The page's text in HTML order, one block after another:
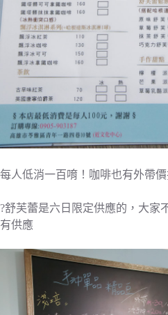
每人低消一百唷！咖啡也有外帶價
?舒芙蕾是六日限定供應的，大家
有供應